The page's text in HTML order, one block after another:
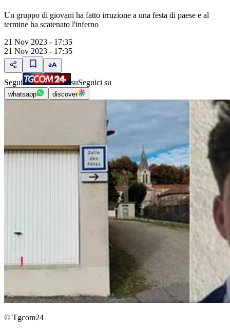
Un gruppo di giovani ha fatto irruzione a una festa di paese e al
termine ha scatenato l'inferno
21 Nov 2023 - 17:35
21 Nov 2023 - 17:35
Segui suSeguici su
whatsapp discover
© Tgcom24